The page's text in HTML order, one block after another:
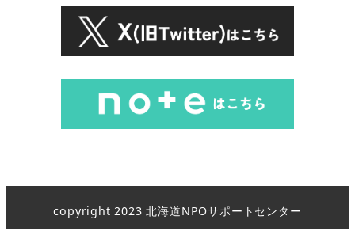
copyright 2023 北海道NPOサポートセンター